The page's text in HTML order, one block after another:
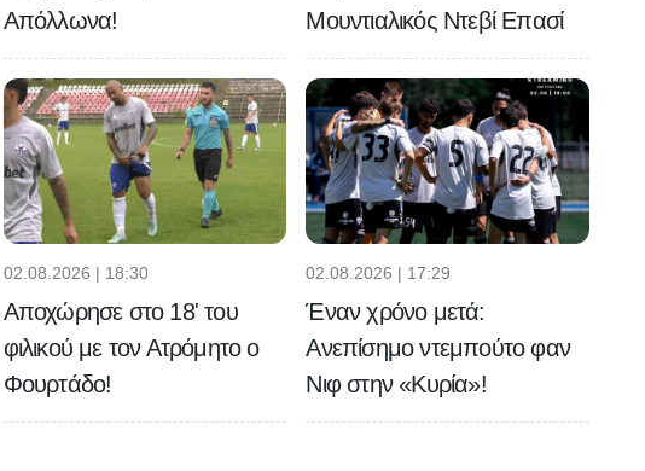
Απόλλωνα!
Μουντιαλικός Ντεβί Επασί
02.08.2026 | 18:30
Αποχώρησε στο 18' του
φιλικού με τον Ατρόμητο ο
Φουρτάδο!
02.08.2026 | 17:29
Έναν χρόνο μετά:
Ανεπίσημο ντεμπούτο φαν
Νιφ στην «Κυρία»!